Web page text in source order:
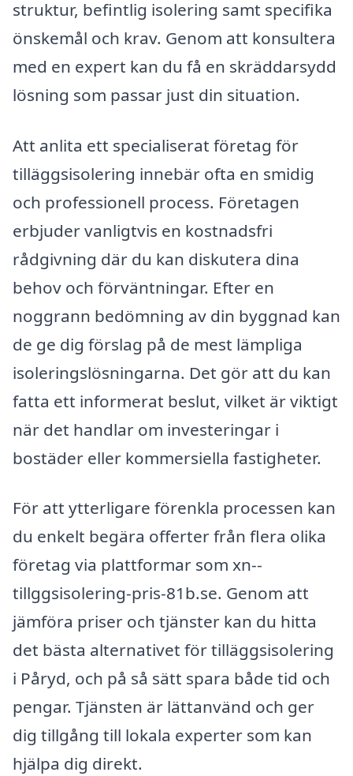
struktur, befintlig isolering samt specifika
önskemål och krav. Genom att konsultera
med en expert kan du få en skräddarsydd
lösning som passar just din situation.
Att anlita ett specialiserat företag för
tilläggsisolering innebär ofta en smidig
och professionell process. Företagen
erbjuder vanligtvis en kostnadsfri
rådgivning där du kan diskutera dina
behov och förväntningar. Efter en
noggrann bedömning av din byggnad kan
de ge dig förslag på de mest lämpliga
isoleringslösningarna. Det gör att du kan
fatta ett informerat beslut, vilket är viktigt
när det handlar om investeringar i
bostäder eller kommersiella fastigheter.
För att ytterligare förenkla processen kan
du enkelt begära offerter från flera olika
företag via plattformar som xn--
tillggsisolering-pris-81b.se. Genom att
jämföra priser och tjänster kan du hitta
det bästa alternativet för tilläggsisolering
i Påryd, och på så sätt spara både tid och
pengar. Tjänsten är lättanvänd och ger
dig tillgång till lokala experter som kan
hjälpa dig direkt.